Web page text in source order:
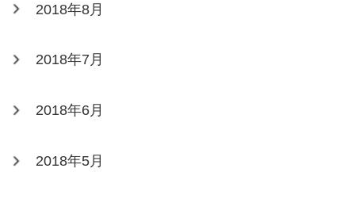
2018年8月
2018年7月
2018年6月
2018年5月